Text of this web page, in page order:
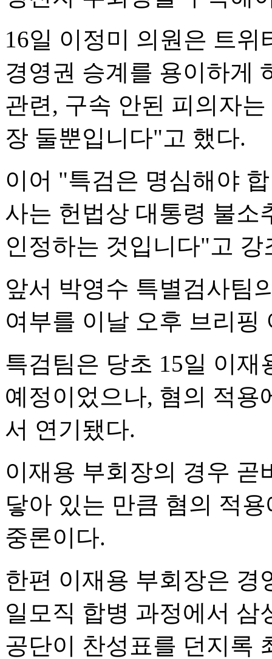
16일 이정미 의원은 트
경영권 승계를 용이하게
관련, 구속 안된 피의자
장 둘뿐입니다"고 했다.
이어 "특검은 명심해야
사는 헌법상 대통령 불소
인정하는 것입니다"고 강
앞서 박영수 특별검사팀
여부를 이날 오후 브리핑
특검팀은 당초 15일 이
예정이었으나, 혐의 적용
서 연기됐다.
이재용 부회장의 경우 곧
닿아 있는 만큼 혐의 적
중론이다.
한편 이재용 부회장은 경
일모직 합병 과정에서
공단이 찬성표를 던지록